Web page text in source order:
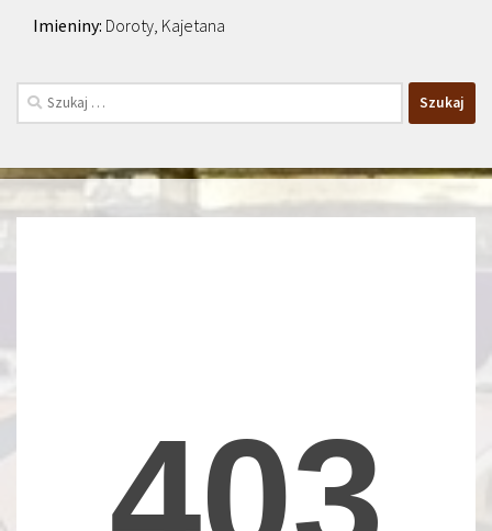
Doroty, Kajetana
Szukaj: